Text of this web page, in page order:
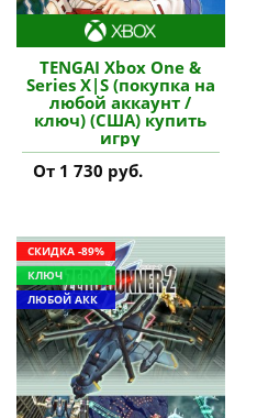
TENGAI Xbox One &
Series X|S (покупка на
любой аккаунт /
ключ) (США) купить
игру
От 1 730 руб.
СКИДКА -89%
КЛЮЧ
ЛЮБОЙ АКК